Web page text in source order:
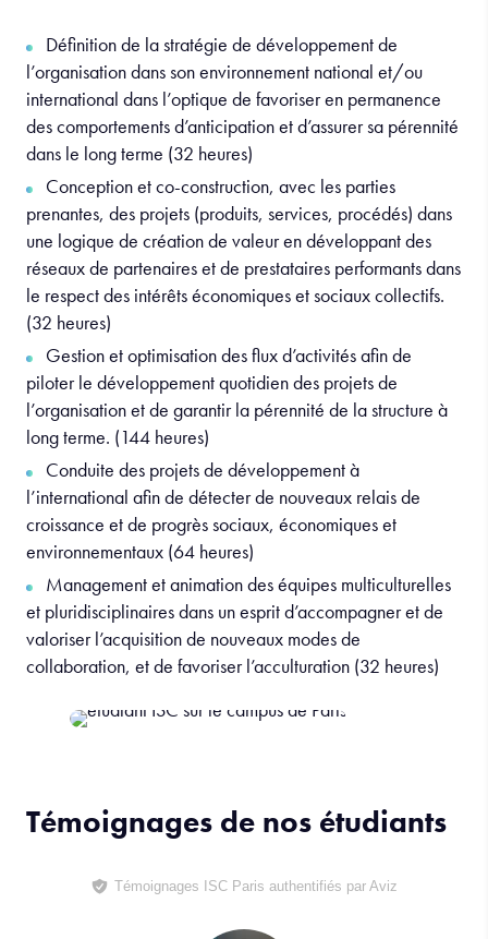
Définition de la stratégie de développement de
l’organisation dans son environnement national et/ou
international dans l’optique de favoriser en permanence
des comportements d’anticipation et d’assurer sa pérennité
dans le long terme (32 heures)
Conception et co-construction, avec les parties
prenantes, des projets (produits, services, procédés) dans
une logique de création de valeur en développant des
réseaux de partenaires et de prestataires performants dans
le respect des intérêts économiques et sociaux collectifs.
(32 heures)
Gestion et optimisation des flux d’activités afin de
piloter le développement quotidien des projets de
l’organisation et de garantir la pérennité de la structure à
long terme. (144 heures)
Conduite des projets de développement à
l’international afin de détecter de nouveaux relais de
croissance et de progrès sociaux, économiques et
environnementaux (64 heures)
Managementet animation des équipes multiculturelles
et pluridisciplinaires dans un esprit d’accompagner et de
valoriser l’acquisition de nouveaux modes de
collaboration, et de favoriser l’acculturation (32 heures)
Témoignages de nos étudiants